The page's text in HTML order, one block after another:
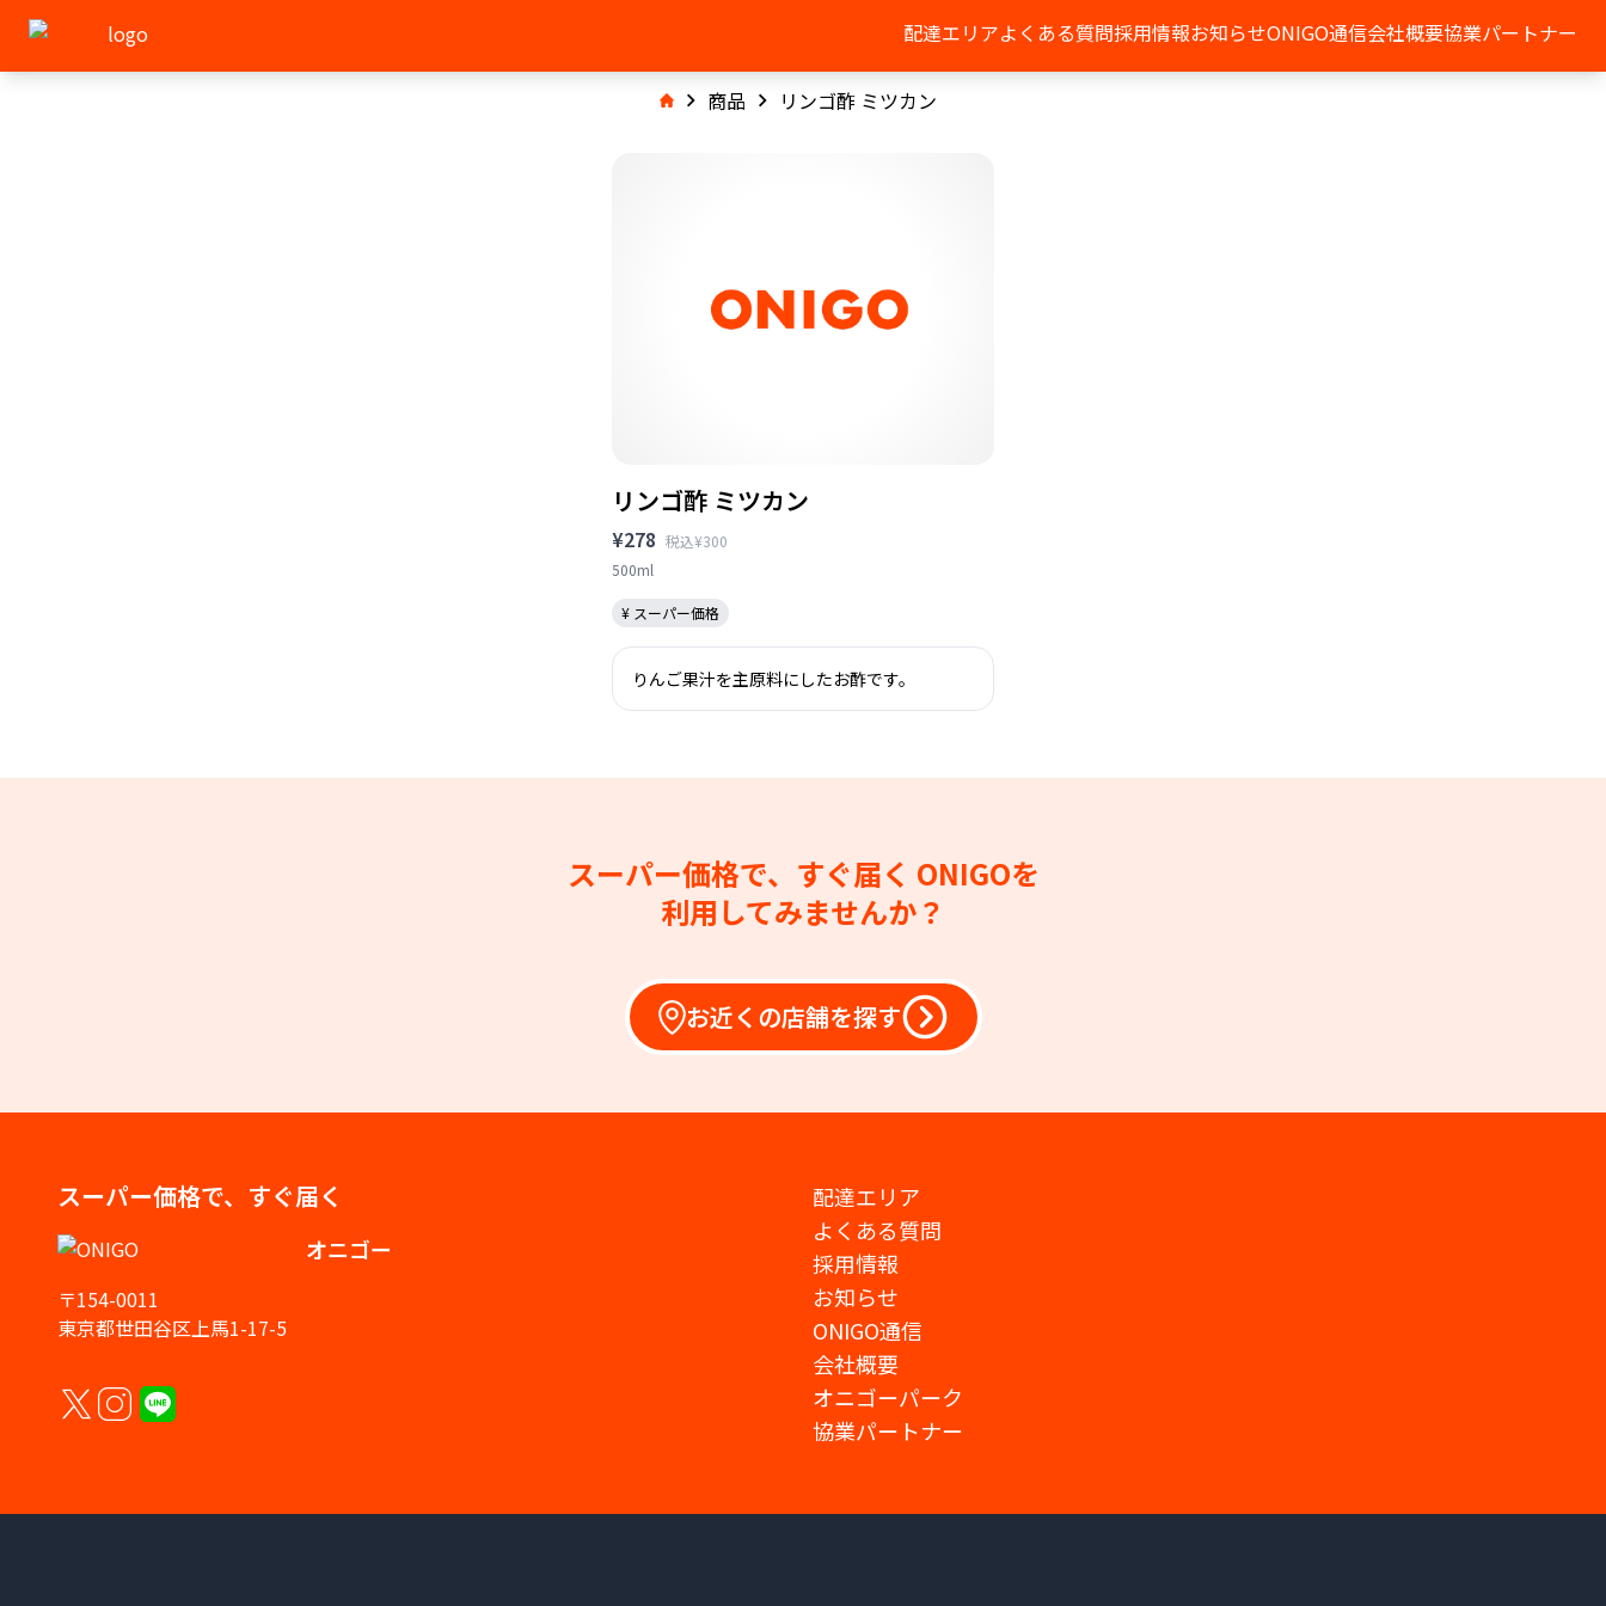
配達エリアよくある質問採用情報お知らせONIGO通信会社概要協業パートナー
商品 リンゴ酢 ミツカン
リンゴ酢 ミツカン
¥278 税込¥300
500ml
¥ スーパー価格
りんご果汁を主原料にしたお酢です。
スーパー価格で、すぐ届く ONIGOを
利用してみませんか？
お近くの店舗を探す
スーパー価格で、すぐ届く
オニゴー
〒154-0011
東京都世田谷区上馬1-17-5
配達エリア
よくある質問
採用情報
お知らせ
ONIGO通信
会社概要
オニゴーパーク
協業パートナー